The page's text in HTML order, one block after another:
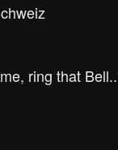
ring that